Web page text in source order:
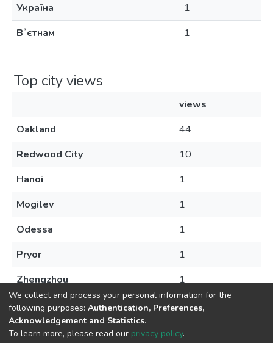
Україна
1
Вʼєтнам
1
Top city views
views
Oakland
44
Redwood City
10
Hanoi
1
Mogilev
1
Odessa
1
Pryor
1
Zhengzhou
1
We collect and process your personal information for the
following purposes: Authentication, Preferences,
Acknowledgement and Statistics.
To learn more, please read our privacy policy.